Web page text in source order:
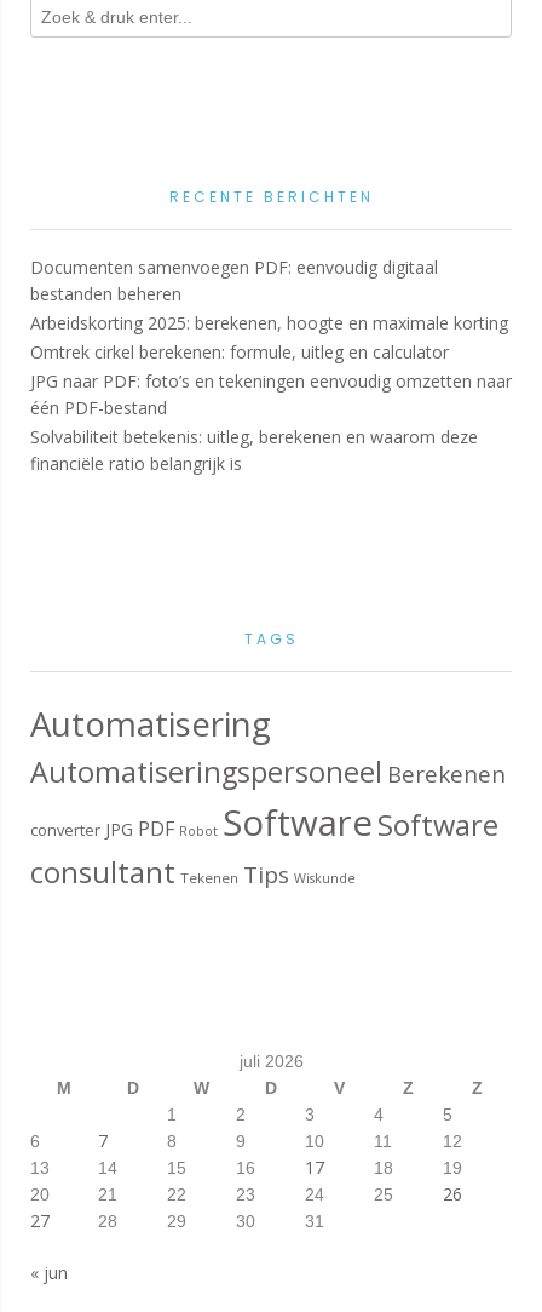
RECENTE BERICHTEN
Documenten samenvoegen PDF: eenvoudig digitaal
bestanden beheren
Arbeidskorting 2025: berekenen, hoogte en maximale korting
Omtrek cirkel berekenen: formule, uitleg en calculator
JPG naar PDF: foto’s en tekeningen eenvoudig omzetten naar
één PDF-bestand
Solvabiliteit betekenis: uitleg, berekenen en waarom deze
financiële ratio belangrijk is
TAGS
Automatisering
Automatiseringspersoneel Berekenen
converter JPG PDF Robot SoftwareSoftware
consultant Tekenen Tips Wiskunde
juli 2026
M
D W D V Z
Z
1
2 3 4
5
6
7 8 9 10 11
12
13
14 15 16 17 18
19
20
21 22 23 24 25
26
27
28 29 30 31
« jun